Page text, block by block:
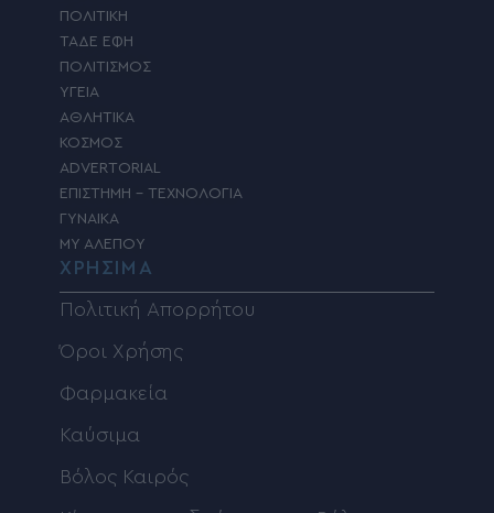
ΠΟΛΙΤΙΚΗ
ΤΑΔΕ ΕΦΗ
ΠΟΛΙΤΙΣΜΟΣ
ΥΓΕΙΑ
ΑΘΛΗΤΙΚΑ
ΚΟΣΜΟΣ
ADVERTORIAL
ΕΠΙΣΤΗΜΗ – ΤΕΧΝΟΛΟΓΙΑ
ΓΥΝΑΙΚΑ
MY ΑΛΕΠΟΥ
ΧΡΗΣΙΜΑ
Πολιτική Απορρήτου
Όροι Χρήσης
Φαρμακεία
Καύσιμα
Βόλος Καιρός